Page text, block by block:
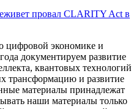
провал CLARITY Act в
цифровой экономике и
документируем развитие
квантовых технологий
трансформацию и развитие
материалы принадлежат
наши материалы только